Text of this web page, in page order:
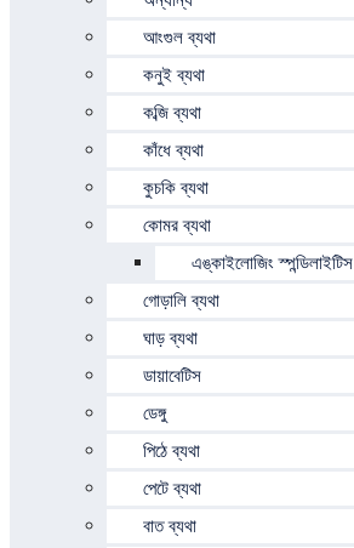
আংগুল ব্যথা
কনুই ব্যথা
কব্জি ব্যথা
কাঁধে ব্যথা
কুচকি ব্যথা
কোমর ব্যথা
এঙ্কাইলোজিং স্পন্ডিলাইটিস
গোড়ালি ব্যথা
ঘাড় ব্যথা
ডায়াবেটিস
ডেঙ্গু
পিঠে ব্যথা
পেটে ব্যথা
বাত ব্যথা